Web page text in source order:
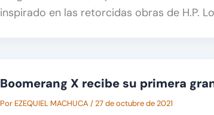
inspirado en las retorcidas obras de H.P.
Boomerang X recibe su primera
Por EZEQUIEL MACHUCA /27 de octubre de 2021